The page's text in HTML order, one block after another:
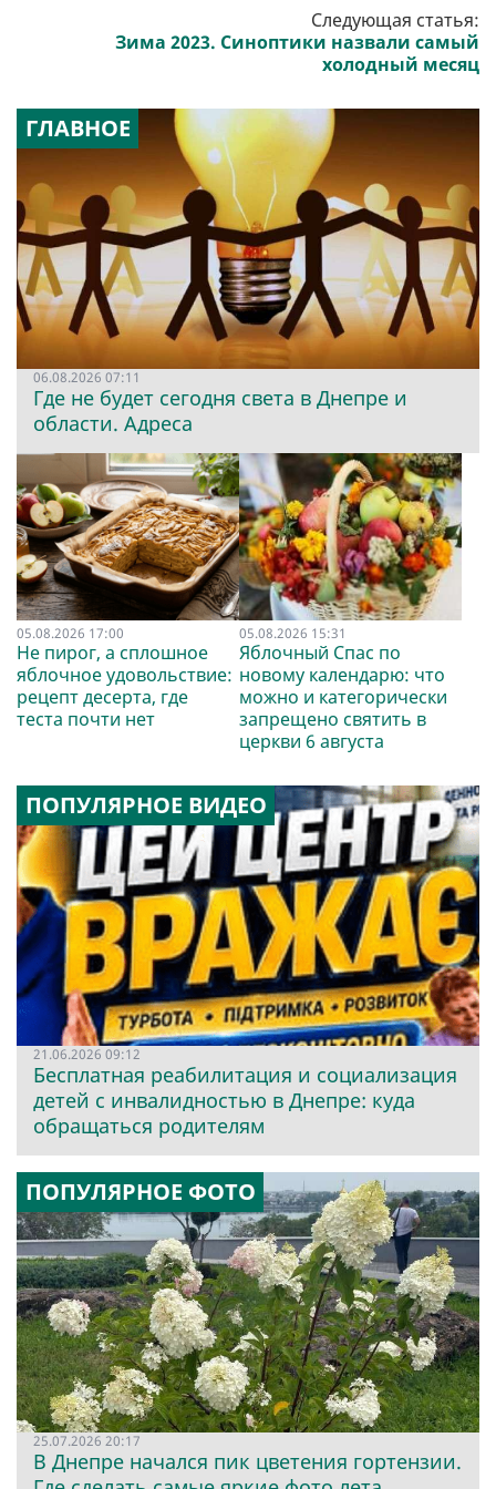
Следующая статья:
Зима 2023. Синоптики назвали самый
холодный месяц
ГЛАВНОЕ
06.08.2026 07:11
Где не будет сегодня света в Днепре и
области. Адреса
05.08.2026 17:00
Не пирог, а сплошное
яблочное удовольствие:
рецепт десерта, где
теста почти нет
05.08.2026 15:31
Яблочный Спас по
новому календарю: что
можно и категорически
запрещено святить в
церкви 6 августа
ПОПУЛЯРНОЕ ВИДЕО
21.06.2026 09:12
Бесплатная реабилитация и социализация
детей с инвалидностью в Днепре: куда
обращаться родителям
ПОПУЛЯРНОЕ ФОТО
25.07.2026 20:17
В Днепре начался пик цветения гортензии.